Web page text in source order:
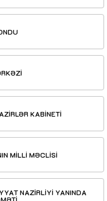
KABİNETİ
MİLLİ MƏCLİSİ
NAZİRLİYİ YANINDA